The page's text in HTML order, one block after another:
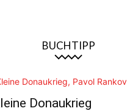
BUCHTIPP
Donaukrieg